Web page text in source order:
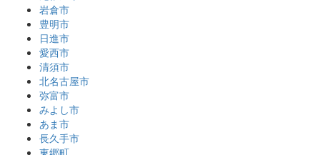
岩倉市
豊明市
日進市
愛西市
清須市
北名古屋市
弥富市
みよし市
あま市
長久手市
東郷町